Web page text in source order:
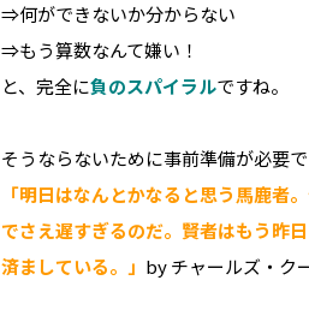
⇒何ができないか分からない
⇒もう算数なんて嫌い！
と、完全に負のスパイラルですね。
そうならないために事前準備が必要で
「明日はなんとかなると思う馬鹿者。
でさえ遅すぎるのだ。賢者はもう昨日
済ましている。」 by チャールズ・ク